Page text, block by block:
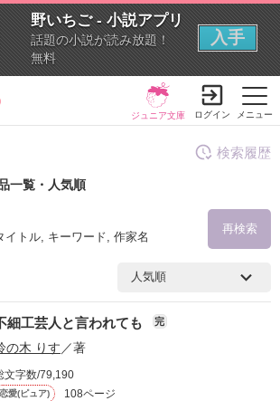
野いちご - 小説アプリ
話題の小説が読み放題！
無料
入手
メニュー
ジュニア文庫 ログイン
一覧・人気順
イトル, キーワード, 作家名
再検索
検索履歴
細工芸人と言われても 完
の木 りす ／著
文字数/79,190
恋愛(ピュア) 108ページ